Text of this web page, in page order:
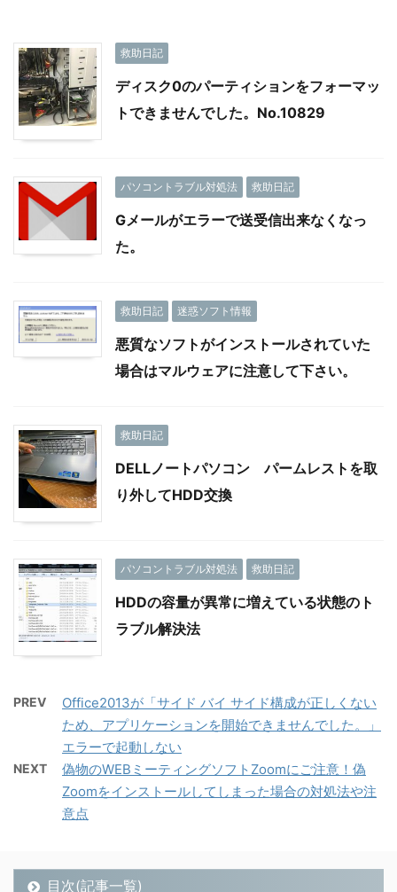
救助日記
ディスク0のパーティションをフォーマッ
トできませんでした。No.10829
パソコントラブル対処法 救助日記
Gメールがエラーで送受信出来なくなっ
た。
救助日記 迷惑ソフト情報
悪質なソフトがインストールされていた
場合はマルウェアに注意して下さい。
救助日記
DELLノートパソコン パームレストを取
り外してHDD交換
パソコントラブル対処法 救助日記
HDDの容量が異常に増えている状態のト
ラブル解決法
PREV
Office2013が「サイド バイ サイド構成が正しくない
ため、アプリケーションを開始できませんでした。」
エラーで起動しない
NEXT
偽物のWEBミーティングソフトZoomにご注意！偽
Zoomをインストールしてしまった場合の対処法や注
意点
目次(記事一覧)